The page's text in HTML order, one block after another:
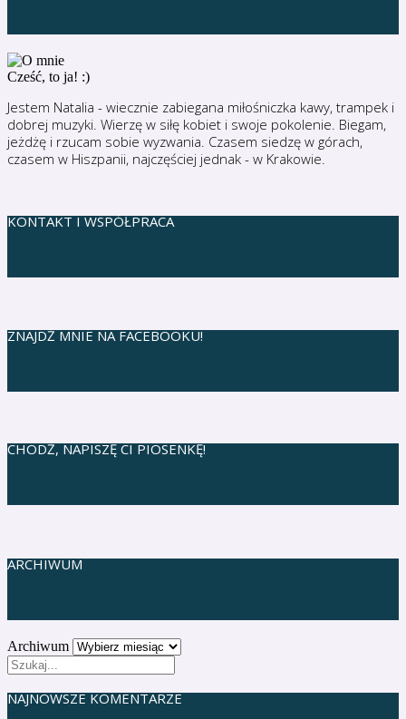
Cześć, to ja! :)
Jestem Natalia - wiecznie zabiegana miłośniczka kawy, trampek i
dobrej muzyki. Wierzę w siłę kobiet i swoje pokolenie. Biegam,
jeżdżę i rzucam sobie wyzwania. Czasem siedzę w górach,
czasem w Hiszpanii, najczęściej jednak - w Krakowie.
KONTAKT I WSPÓŁPRACA
ZNAJDŹ MNIE NA FACEBOOKU!
CHODŹ, NAPISZĘ CI PIOSENKĘ!
ARCHIWUM
Archiwum
NAJNOWSZE KOMENTARZE